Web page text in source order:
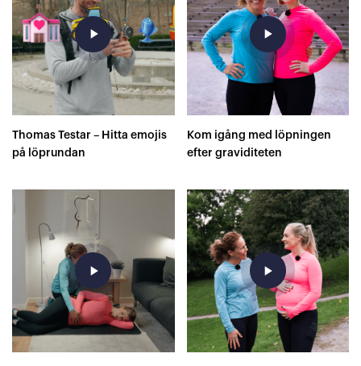
play_arrow
Thomas Testar – Hitta emojis
på löprundan
play_arrow
Kom igång med löpningen
efter graviditeten
play_arrow play_arrow